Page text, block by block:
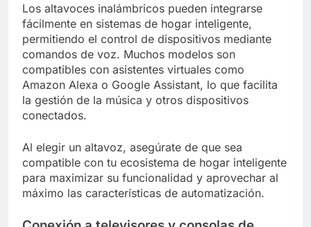
Los altavoces inalámbricos pueden integrarse
fácilmente en sistemas de hogar inteligente,
permitiendo el control de dispositivos mediante
comandos de voz. Muchos modelos son
compatibles con asistentes virtuales como
Amazon Alexa o Google Assistant, lo que facilita
la gestión de la música y otros dispositivos
conectados.
Al elegir un altavoz, asegúrate de que sea
compatible con tu ecosistema de hogar inteligente
para maximizar su funcionalidad y aprovechar al
máximo las características de automatización.